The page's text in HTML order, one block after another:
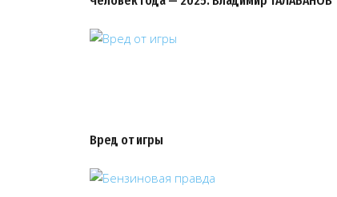
Вред от игры